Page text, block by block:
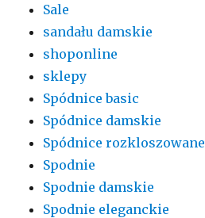
Sale
sandału damskie
shoponline
sklepy
Spódnice basic
Spódnice damskie
Spódnice rozkloszowane
Spodnie
Spodnie damskie
Spodnie eleganckie